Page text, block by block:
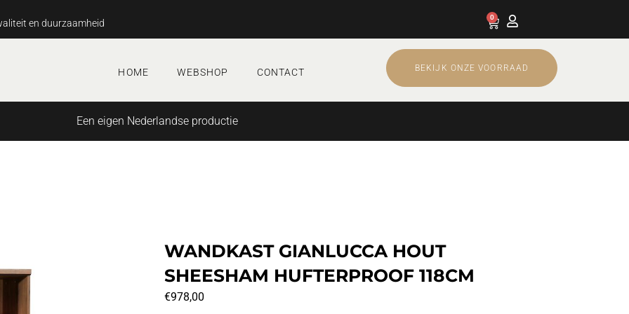
en duurzaamheid
0
Cart
HOME WEBSHOP CONTACT BEKIJK ONZE VOORRAAD
Een eigen Nederlandse productie
WANDKAST GIANLUCCA HOUT
SHEESHAM HUFTERPROOF 118CM
€978,00